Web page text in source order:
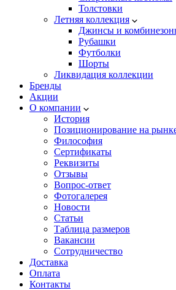
Толстовки
Летняя коллекция
Джинсы и
Рубашки
Футболки
Шорты
Ликвидация коллекции
Бренды
Акции
О компании
История
Позиционирование на
Философия
Сертификаты
Реквизиты
Отзывы
Вопрос-ответ
Фотогалерея
Новости
Статьи
Таблица размеров
Вакансии
Сотрудничество
Доставка
Оплата
Контакты